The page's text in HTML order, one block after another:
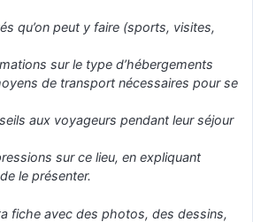
qu’on peut y faire (sports, visites,
sur le type d’hébergements
de transport nécessaires pour se
aux voyageurs pendant leur séjour
sur ce lieu, en expliquant
le présenter.
fiche avec des photos, des dessins,